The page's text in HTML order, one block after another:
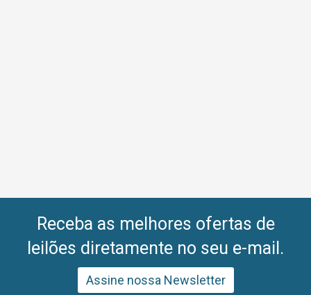
Receba as melhores ofertas de
leilões diretamente no seu e-mail.
Assine nossa Newsletter